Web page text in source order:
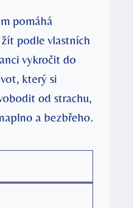
pomáhá
podle vlastních
vykročit do
který si
od strachu,
a bezbřeho.